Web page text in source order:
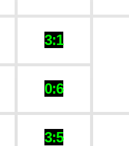
3:1
0:6
3:5